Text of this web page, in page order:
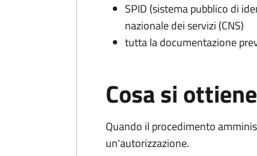
SPID (sistema pubblico di
nazionale dei servizi (CNS)
tutta la documentazione
Cosa si ottiene
Quando il procedimento
un'autorizzazione.